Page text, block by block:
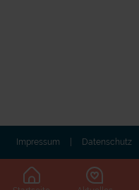
Impressum Datenschutz